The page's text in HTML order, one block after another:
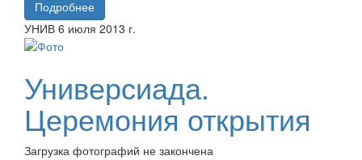
Подробнее
УНИВ 6 июля 2013 г.
Универсиада.
Церемония открытия
Загрузка фотографий не закончена